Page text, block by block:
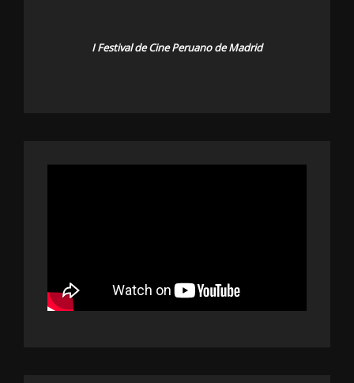
I Festival de Cine Peruano de Madrid